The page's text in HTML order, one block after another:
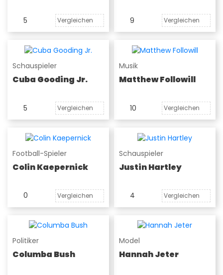
5 Vergleichen 9 Vergleichen
Schauspieler
Cuba Gooding Jr.
5 Vergleichen
Musik
Matthew Followill
10 Vergleichen
Football-Spieler
Colin Kaepernick
0 Vergleichen
Schauspieler
Justin Hartley
4 Vergleichen
Politiker
Columba Bush
Model
Hannah Jeter